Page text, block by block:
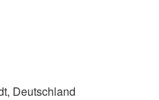
Deutschland